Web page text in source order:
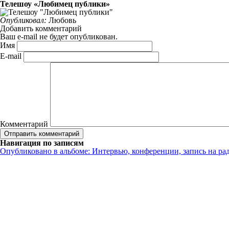
Телешоу «Любимец публики»
Опубликовал: Любовь
Добавить комментарий
Ваш e-mail не будет опубликован.
Имя
E-mail
Комментарий
Навигация по записям
Опубликовано в альбоме: Интервью, конференции, запись на